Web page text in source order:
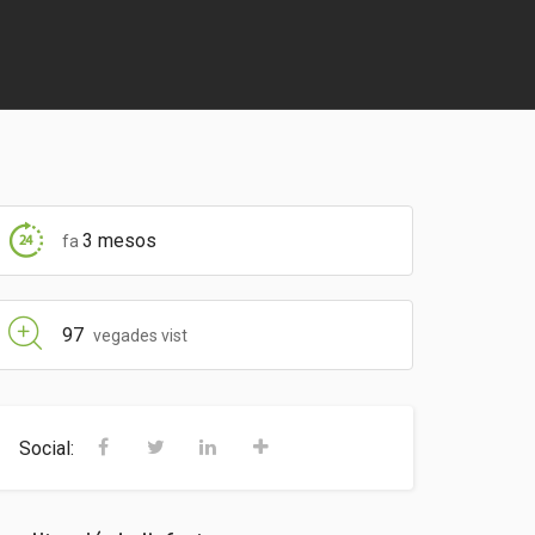
fa 3 mesos
97 vegades vist
Social: